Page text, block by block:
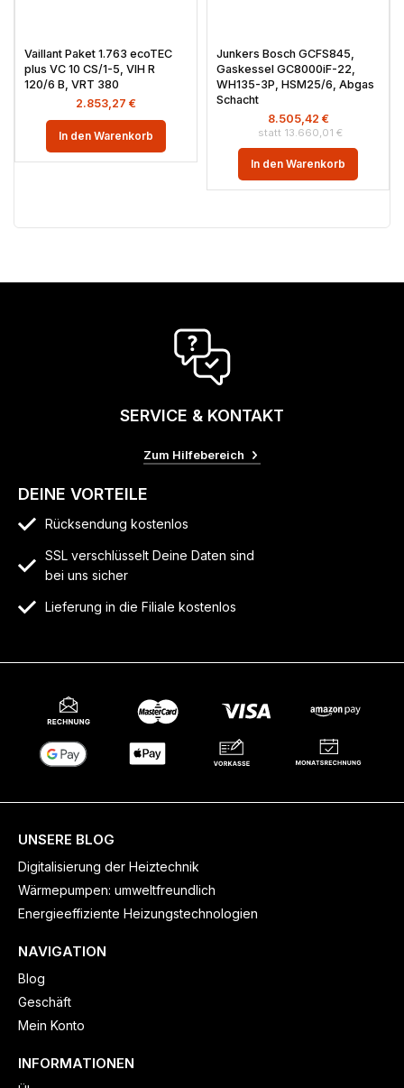
Vaillant Paket 1.763 ecoTEC
plus VC 10 CS/1-5, VIH R
120/6 B, VRT 380
2.853,27 €
In den Warenkorb
Junkers Bosch GCFS845,
Gaskessel GC8000iF-22,
WH135-3P, HSM25/6, Abgas
Schacht
13.660,01 €
8.505,42 €
In den Warenkorb
SERVICE & KONTAKT
Zum Hilfebereich
DEINE VORTEILE
Rücksendung kostenlos
SSL verschlüsselt Deine Daten sind
bei uns sicher
Lieferung in die Filiale kostenlos
UNSERE BLOG
Digitalisierung der Heiztechnik
Wärmepumpen: umweltfreundlich
Energieeffiziente Heizungstechnologien
NAVIGATION
Blog
Geschäft
Mein Konto
INFORMATIONEN